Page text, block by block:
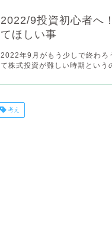
2022/9投資初心者へ
てほしい事
2022年9月がもう少しで終わろ
て株式投資が難しい時期とい
考え